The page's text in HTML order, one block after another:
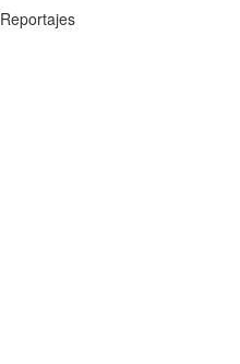
Reportajes